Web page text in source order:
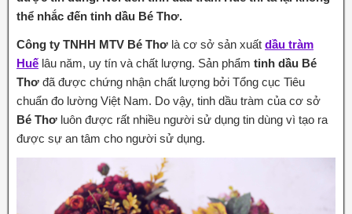
thể nhắc đến tinh dầu Bé Thơ.
Công ty TNHH MTV Bé Thơ là cơ sở sản xuất dầu tràm
Huế lâu năm, uy tín và chất lượng. Sản phẩm tinh dầu Bé
Thơ đã được chứng nhận chất lượng bởi Tổng cục Tiêu
chuẩn đo lường Việt Nam. Do vậy, tinh dầu tràm của cơ sở
Bé Thơ luôn được rất nhiều người sử dụng tin dùng vì tạo ra
được sự an tâm cho người sử dụng.